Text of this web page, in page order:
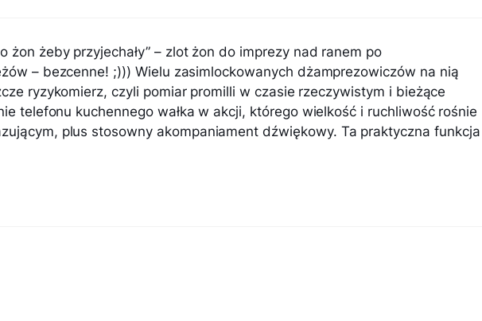
żon żeby przyjechały” – zlot żon do imprezy nad ranem po
– bezcenne! ;))) Wielu zasimlockowanych dżamprezowiczów na nią
ryzykomierz, czyli pomiar promilli w czasie rzeczywistym i bieżące
telefonu kuchennego wałka w akcji, którego wielkość i ruchliwość rośnie
plus stosowny akompaniament dźwiękowy. Ta praktyczna funkcja